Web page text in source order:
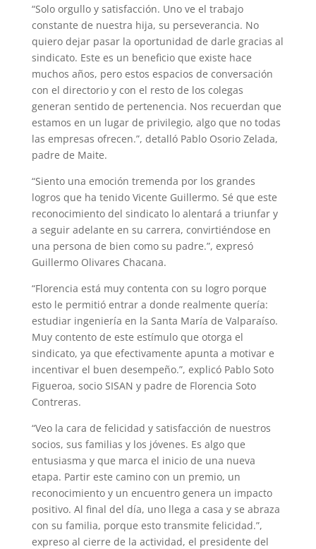
“Solo orgullo y satisfacción. Uno ve el trabajo
constante de nuestra hija, su perseverancia. No
quiero dejar pasar la oportunidad de darle gracias al
sindicato. Este es un beneficio que existe hace
muchos años, pero estos espacios de conversación
con el directorio y con el resto de los colegas
generan sentido de pertenencia. Nos recuerdan que
estamos en un lugar de privilegio, algo que no todas
las empresas ofrecen.”, detalló Pablo Osorio Zelada,
padre de Maite.
“Siento una emoción tremenda por los grandes
logros que ha tenido Vicente Guillermo. Sé que este
reconocimiento del sindicato lo alentará a triunfar y
a seguir adelante en su carrera, convirtiéndose en
una persona de bien como su padre.”, expresó
Guillermo Olivares Chacana.
“Florencia está muy contenta con su logro porque
esto le permitió entrar a donde realmente quería:
estudiar ingeniería en la Santa María de Valparaíso.
Muy contento de este estímulo que otorga el
sindicato, ya que efectivamente apunta a motivar e
incentivar el buen desempeño.”, explicó Pablo Soto
Figueroa, socio SISAN y padre de Florencia Soto
Contreras.
“Veo la cara de felicidad y satisfacción de nuestros
socios, sus familias y los jóvenes. Es algo que
entusiasma y que marca el inicio de una nueva
etapa. Partir este camino con un premio, un
reconocimiento y un encuentro genera un impacto
positivo. Al final del día, uno llega a casa y se abraza
con su familia, porque esto transmite felicidad.”,
expreso al cierre de la actividad, el presidente del